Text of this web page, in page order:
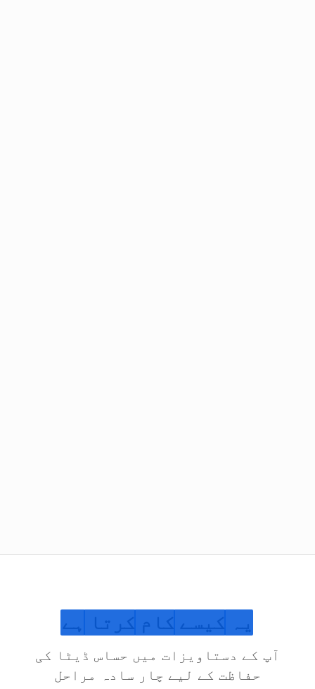
یہ کیسے کام کرتا ہے
آپ کے دستاویزات میں حساس ڈیٹا کی
حفاظت کے لیے چار سادہ مراحل